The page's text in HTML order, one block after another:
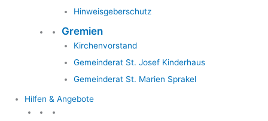
Hinweisgeberschutz
Gremien
Kirchenvorstand
Gemeinderat St. Josef Kinderhaus
Gemeinderat St. Marien Sprakel
Hilfen & Angebote